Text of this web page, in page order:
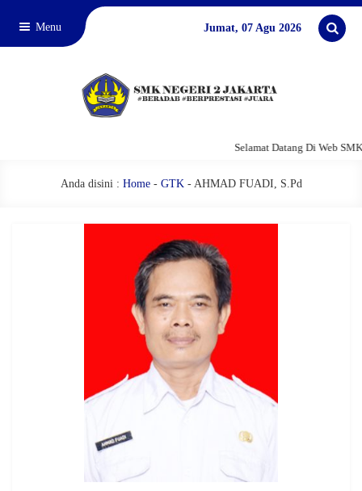
Menu Jumat, 07 Agu 2026
Selamat Datang Di Web
Anda disini : Home- GTK- AHMAD FUADI, S.Pd